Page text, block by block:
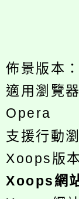
佈景版本：
適用瀏覽
Opera
支援行動
Xoops版本
Xoops網